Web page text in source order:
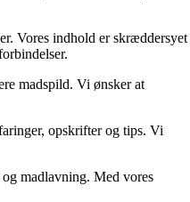
Vores indhold er skræddersyet
madspild. Vi ønsker at
opskrifter og tips. Vi
madlavning. Med vores